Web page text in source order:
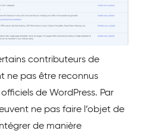
contributeurs de
ne pas être reconnus
de WordPress. Par
ne pas faire l’objet de
de manière